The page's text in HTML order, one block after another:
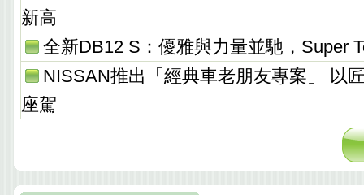
新高
全新DB12 S：優雅與力量並馳，Super
NISSAN推出「經典車老朋友專案」 以
座駕